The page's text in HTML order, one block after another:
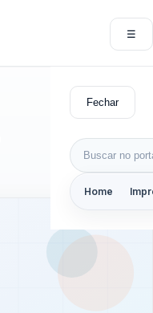
☰
Fechar
Buscar por:
Home